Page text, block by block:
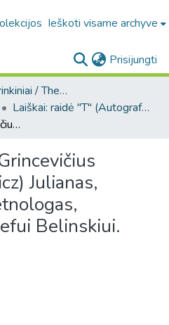
Ieškoti visame archyve
Prisijungti
5.4. Teminiai rinkiniai / Thematic collections
Laiškai: raidė "T" (Autografų kolekcija. F7)
[Laiškai] / Talka-Grincevičius (Talko-Hryncewicz) Julianas, antropologas ir etnologas, profesorius - Juzefui Belinskiui.
Julianas,
Belinskiui.